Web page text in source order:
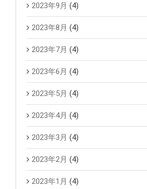
2023年9月 (4)
2023年8月 (4)
2023年7月 (4)
2023年6月 (4)
2023年5月 (4)
2023年4月 (4)
2023年3月 (4)
2023年2月 (4)
2023年1月 (4)